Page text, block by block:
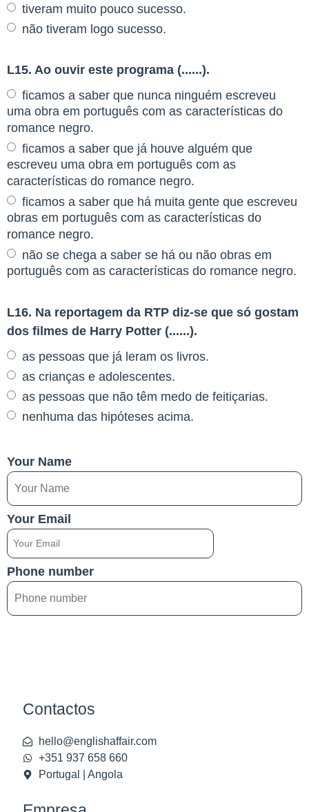
tiveram muito pouco sucesso.
não tiveram logo sucesso.
L15. Ao ouvir este programa (......).
ficamos a saber que nunca ninguém escreveu
uma obra em português com as características do
romance negro.
ficamos a saber que já houve alguém que
escreveu uma obra em português com as
características do romance negro.
ficamos a saber que há muita gente que escreveu
obras em português com as características do
romance negro.
não se chega a saber se há ou não obras em
português com as características do romance negro.
L16. Na reportagem da RTP diz-se que só gostam
dos filmes de Harry Potter (......).
as pessoas que já leram os livros.
as crianças e adolescentes.
as pessoas que não têm medo de feitiçarias.
nenhuma das hipóteses acima.
Your Name
Your Email
Phone number
Contactos
hello@englishaffair.com
+351 937 658 660
Portugal | Angola